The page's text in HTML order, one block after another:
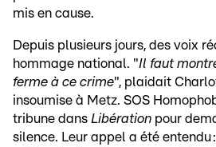
mis en cause.
Depuis plusieurs jours, des voix
hommage national. "Il faut
ferme à ce crime", plaidait
insoumise à Metz. SOS
tribune dans Libération pour
silence. Leur appel a été entendu